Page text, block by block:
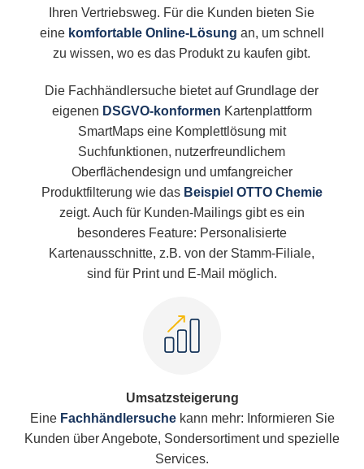
Ihren Vertriebsweg. Für die Kunden bieten Sie
eine komfortable Online-Lösung an, um schnell
zu wissen, wo es das Produkt zu kaufen gibt.
Die Fachhändlersuche bietet auf Grundlage der
eigenen DSGVO-konformen Kartenplattform
SmartMaps eine Komplettlösung mit
Suchfunktionen, nutzerfreundlichem
Oberflächendesign und umfangreicher
Produktfilterung wie das Beispiel OTTO Chemie
zeigt. Auch für Kunden-Mailings gibt es ein
besonderes Feature: Personalisierte
Kartenausschnitte, z.B. von der Stamm-Filiale,
sind für Print und E-Mail möglich.
Umsatzsteigerung
Eine Fachhändlersuchekann mehr: Informieren Sie
Kunden über Angebote, Sondersortiment und spezielle
Services.